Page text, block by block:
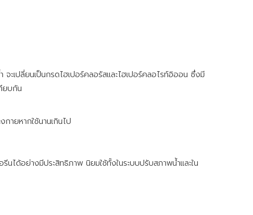
จะเปลี่ยนเป็นกรดไฮเปอร์คลอรัสและไฮเปอร์คลอไรท์อิออน ซึ่งมี
ยบกัน
ายหากใช้นานเกินไป
นได้อย่างมีประสิทธิภาพ นิยมใช้ทั้งในระบบปรับสภาพน้ำและใน